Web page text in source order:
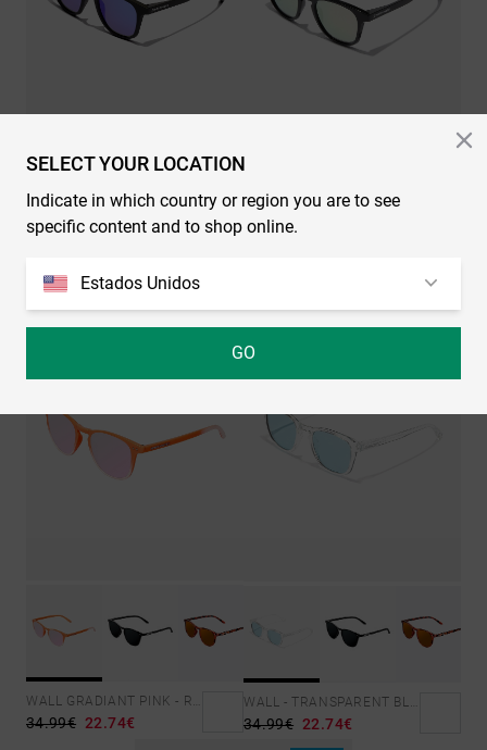
SELECT YOUR LOCATION
Indicate in which country or region you are to see
specific content and to shop online.
Estados Unidos
GO
34.99€ 22.74€
WALL GRADIANT PINK - ROSE GOLD POLARIZED
34.99€ 22.74€ 34.99€ 22.74€